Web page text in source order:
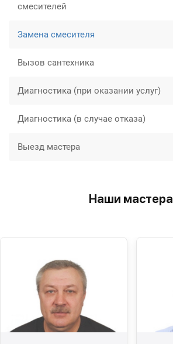
смесителей
Замена смесителя
Вызов сантехника
Диагностика (при оказании услуг)
Диагностика (в случае отказа)
Выезд мастера
Наши мастера